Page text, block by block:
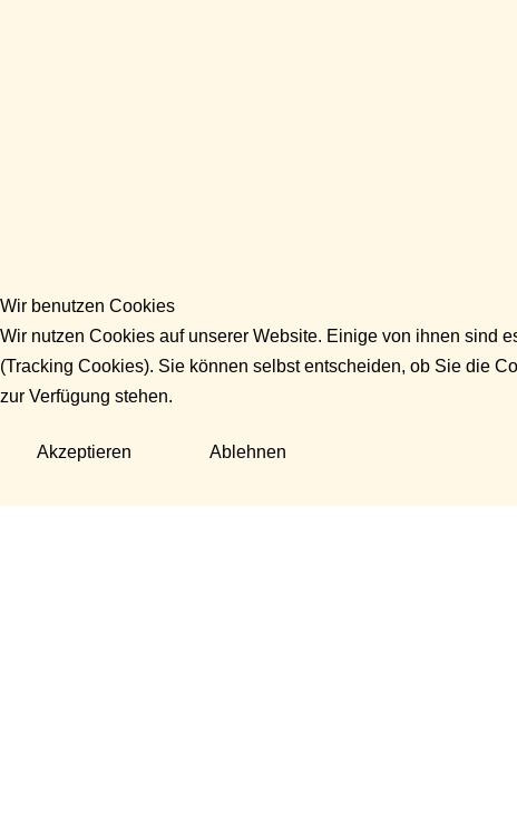
Wir benutzen Cookies
Wir nutzen Cookies auf unserer Website. Einige von ihnen sind
(Tracking Cookies). Sie können selbst entscheiden, ob Sie die
zur Verfügung stehen.
Akzeptieren Ablehnen